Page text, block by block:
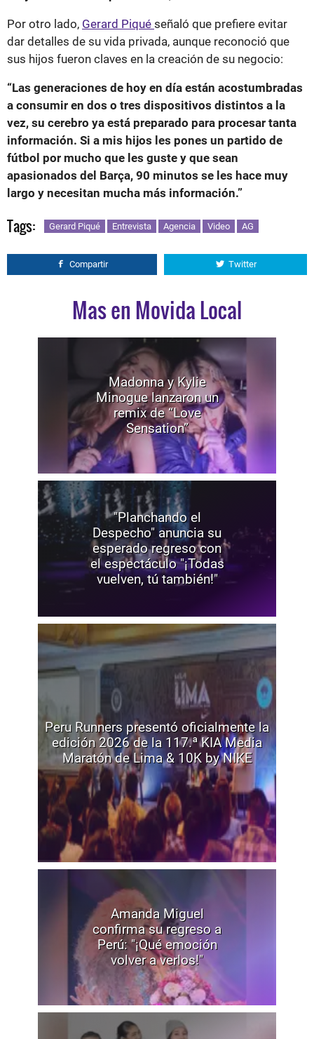
Por otro lado, Gerard Piqué señaló que prefiere evitar
dar detalles de su vida privada, aunque reconoció que
sus hijos fueron claves en la creación de su negocio:
“Las generaciones de hoy en día están acostumbradas
a consumir en dos o tres dispositivos distintos a la
vez, su cerebro ya está preparado para procesar tanta
información. Si a mis hijos les pones un partido de
fútbol por mucho que les guste y que sean
apasionados del Barça, 90 minutos se les hace muy
largo y necesitan mucha más información.”
Tags: Gerard Piqué Entrevista Agencia Video AG
Compartir Twitter
Mas en Movida Local
Madonna y Kylie
Minogue lanzaron un
remix de “Love
Sensation”
"Planchando el
Despecho" anuncia su
esperado regreso con
el espectáculo "¡Todas
vuelven, tú también!"
Peru Runners presentó oficialmente la
edición 2026 de la 117.ª KIA Media
Maratón de Lima & 10K by NIKE
Amanda Miguel
confirma su regreso a
Perú: "¡Qué emoción
volver a verlos!"